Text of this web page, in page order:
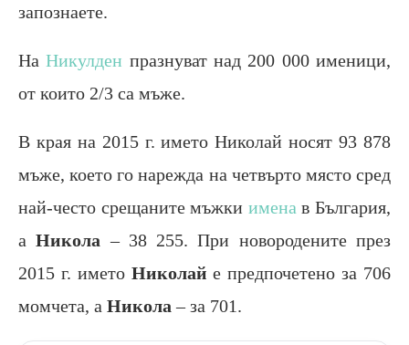
запознаете.
НаНикулден празнуват над 200 000 именици,
от които 2/3 са мъже.
В края на 2015 г. името Николай носят 93 878
мъже, което го нарежда на четвърто място сред
най-често срещаните мъжки имена в България,
аНикола – 38 255. При новородените през
2015 г. името Николай е предпочетено за 706
момчета, а Никола – за 701.